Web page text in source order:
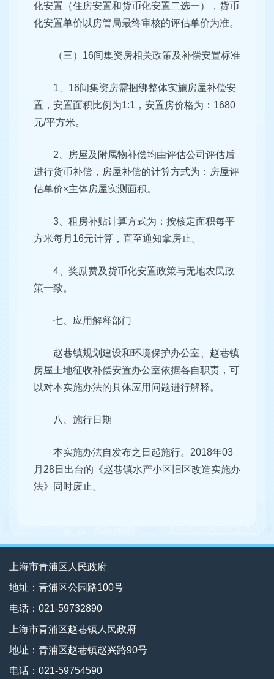
化安置（住房安置和货币化安置二选一），货币
化安置单价以房管局最终审核的评估单价为准。
（三）16间集资房相关政策及补偿安置标准
1、16间集资房需捆绑整体实施房屋补偿安
置，安置面积比例为1:1，安置房价格为：1680
元/平方米。
2、房屋及附属物补偿均由评估公司评估后
进行货币补偿，房屋补偿的计算方式为：房屋评
估单价×主体房屋实测面积。
3、租房补贴计算方式为：按核定面积每平
方米每月16元计算，直至通知拿房止。
4、奖励费及货币化安置政策与无地农民政
策一致。
七、应用解释部门
赵巷镇规划建设和环境保护办公室、赵巷镇
房屋土地征收补偿安置办公室依据各自职责，可
以对本实施办法的具体应用问题进行解释。
八、施行日期
本实施办法自发布之日起施行。2018年03
月28日出台的《赵巷镇水产小区旧区改造实施办
法》同时废止。
上海市青浦区人民政府
地址：青浦区公园路100号
电话：021-59732890
上海市青浦区赵巷镇人民政府
地址：青浦区赵巷镇赵兴路90号
电话：021-59754590